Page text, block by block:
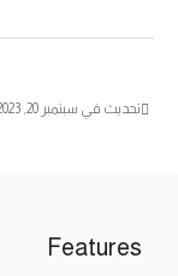
تحديث في سبتمبر 20, 2023 في 12:09 م
Features